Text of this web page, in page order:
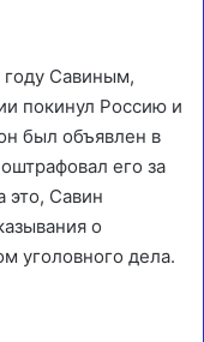
году Савиным,
покинул Россию и
был объявлен в
его за
это, Савин
о
уголовного дела.